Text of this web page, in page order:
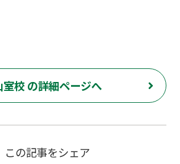
室校 の詳細ページへ
この記事をシェア